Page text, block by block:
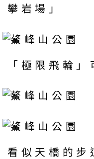
攀岩場」
「極限飛輪
看似天橋的步